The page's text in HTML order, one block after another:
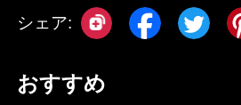
シェア:
おすすめ